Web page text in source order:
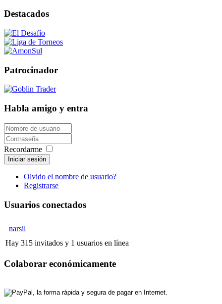
Destacados
Patrocinador
Habla amigo y entra
Recordarme
Iniciar sesión
Olvido el nombre de usuario?
Registrarse
Usuarios conectados
narsil
Hay 315 invitados y 1 usuarios en línea
Colaborar económicamente